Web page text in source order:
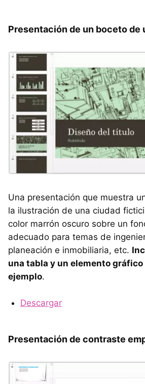
Presentación de un boceto de
Una presentación que muestra
la ilustración de una ciudad
color marrón oscuro sobre un
adecuado para temas de
planeación e inmobiliaria, etc.
una tabla y un elemento
ejemplo.
Descargar
Presentación de contraste